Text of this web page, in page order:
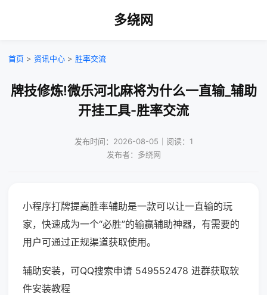
多绕网
首页 > 资讯中心 > 胜率交流
牌技修炼!微乐河北麻将为什么一直输_辅助
开挂工具-胜率交流
发布时间：2026-08-05｜阅读：1
发布者：多绕网
小程序打牌提高胜率辅助是一款可以让一直输的玩
家，快速成为一个“必胜”的输赢辅助神器，有需要的
用户可通过正规渠道获取使用。
辅助安装，可QQ搜索申请 549552478 进群获取软
件安装教程